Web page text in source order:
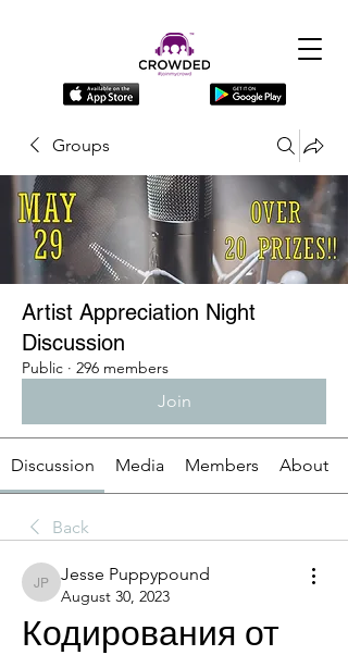
Groups
Artist Appreciation Night
Discussion
Public · 296 members
Join
Discussion Media Members About
Back
Jesse Puppypound
Jesse Puppypound
August 30, 2023
Кодирования от